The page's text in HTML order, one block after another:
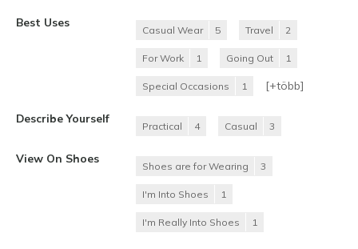
Best Uses
Casual Wear 5 Travel 2
For Work 1 Going Out 1
Special Occasions 1 [+több]
Describe Yourself
Practical 4 Casual 3
View On Shoes
Shoes are for Wearing 3
I'm Into Shoes 1
I'm Really Into Shoes 1